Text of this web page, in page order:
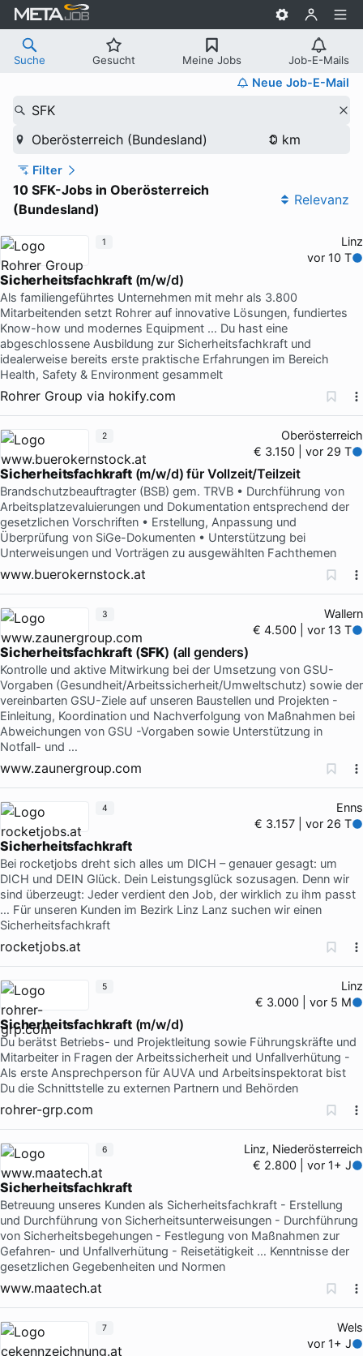
Suche Gesucht Meine Jobs Job-E-Mails
Neue Job-E-Mail
SFK
Oberösterreich (Bundesland)
Filter
10 SFK-Jobs in Oberösterreich
(Bundesland)
Relevanz
Linz
vor 10 T
Sicherheitsfachkraft(m/w/d)
Als familiengeführtes Unternehmen mit mehr als 3.800
Mitarbeitenden setzt Rohrer auf innovative Lösungen, fundiertes
Know-how und modernes Equipment … Du hast eine
abgeschlossene Ausbildung zur Sicherheitsfachkraft und
idealerweise bereits erste praktische Erfahrungen im Bereich
Health, Safety & Environment gesammelt
Rohrer Group via hokify.com
1
Oberösterreich
€ 3.150 | vor 29 T
Sicherheitsfachkraft(m/w/d) für Vollzeit/Teilzeit
Brandschutzbeauftragter (BSB) gem. TRVB • Durchführung von
Arbeitsplatzevaluierungen und Dokumentation entsprechend der
gesetzlichen Vorschriften • Erstellung, Anpassung und
Überprüfung von SiGe-Dokumenten • Unterstützung bei
Unterweisungen und Vorträgen zu ausgewählten Fachthemen
www.buerokernstock.at
2
Wallern
€ 4.500 | vor 13 T
Sicherheitsfachkraft(SFK) (all genders)
Kontrolle und aktive Mitwirkung bei der Umsetzung von GSU-
Vorgaben (Gesundheit/Arbeitssicherheit/Umweltschutz) sowie der
vereinbarten GSU-Ziele auf unseren Baustellen und Projekten -
Einleitung, Koordination und Nachverfolgung von Maßnahmen bei
Abweichungen von GSU -Vorgaben sowie Unterstützung in
Notfall- und …
www.zaunergroup.com
3
Enns
€ 3.157 | vor 26 T
Sicherheitsfachkraft
Bei rocketjobs dreht sich alles um DICH – genauer gesagt: um
DICH und DEIN Glück. Dein Leistungsglück sozusagen. Denn wir
sind überzeugt: Jeder verdient den Job, der wirklich zu ihm passt
… Für unseren Kunden im Bezirk Linz Lanz suchen wir einen
Sicherheitsfachkraft
rocketjobs.at
4
Linz
€ 3.000 | vor 5 M
Sicherheitsfachkraft(m/w/d)
Du berätst Betriebs- und Projektleitung sowie Führungskräfte und
Mitarbeiter in Fragen der Arbeitssicherheit und Unfallverhütung -
Als erste Ansprechperson für AUVA und Arbeitsinspektorat bist
Du die Schnittstelle zu externen Partnern und Behörden
rohrer-grp.com
5
Linz, Niederösterreich
€ 2.800 | vor 1+ J
Sicherheitsfachkraft
Betreuung unseres Kunden als Sicherheitsfachkraft - Erstellung
und Durchführung von Sicherheitsunterweisungen - Durchführung
von Sicherheitsbegehungen - Festlegung von Maßnahmen zur
Gefahren- und Unfallverhütung - Reisetätigkeit … Kenntnisse der
gesetzlichen Gegebenheiten und Normen
www.maatech.at
6
Wels
vor 1+ J
7